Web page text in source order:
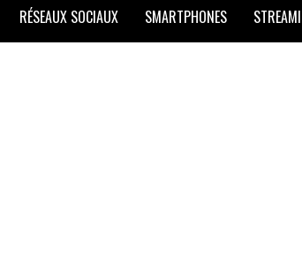
et
RÉSEAUX SOCIAUX SMARTPHONES